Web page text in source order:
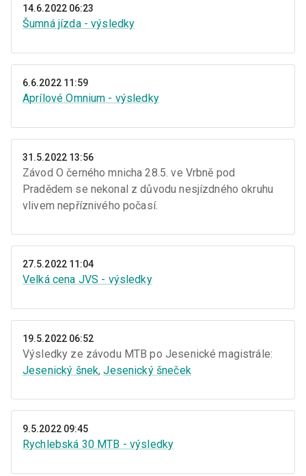
14.6.2022 06:23
Šumná jízda - výsledky
6.6.2022 11:59
Aprílové Omnium - výsledky
31.5.2022 13:56
Závod O černého mnicha 28.5. ve Vrbně pod
Pradědem se nekonal z důvodu nesjízdného okruhu
vlivem nepříznivého počasí.
27.5.2022 11:04
Velká cena JVS - výsledky
19.5.2022 06:52
Výsledky ze závodu MTB po Jesenické magistrále:
Jesenický šnek,Jesenický šneček
9.5.2022 09:45
Rychlebská 30 MTB - výsledky